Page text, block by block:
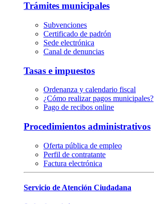
Trámites municipales
Subvenciones
Certificado de padrón
Sede electrónica
Canal de denuncias
Tasas e impuestos
Ordenanza y calendario fiscal
¿Cómo realizar pagos municipales?
Pago de recibos online
Procedimientos administrativos
Oferta pública de empleo
Perfil de contratante
Factura electrónica
Servicio de Atención Ciudadana